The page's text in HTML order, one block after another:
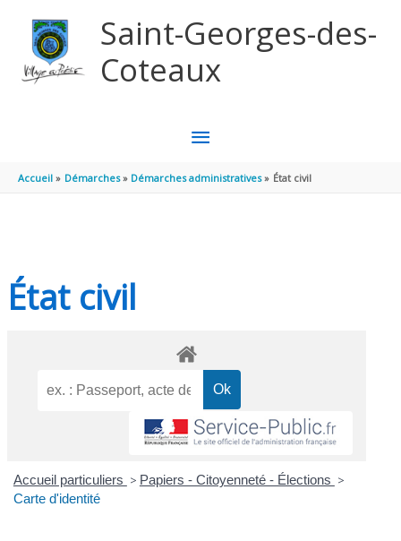
Saint-Georges-des-
Coteaux
MENU
PRINCIPAL
Accueil Démarches Démarches administratives État civil
État civil
Accueil particuliers > Papiers - Citoyenneté - Élections >
Carte d'identité